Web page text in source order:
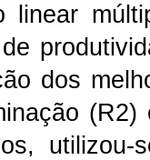
linear
dos